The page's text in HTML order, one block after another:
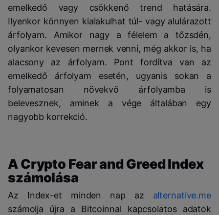
emelkedő vagy csökkenő trend hatására.
Ilyenkor könnyen kialakulhat túl- vagy alulárazott
árfolyam. Amikor nagy a félelem a tőzsdén,
olyankor kevesen mernek venni, még akkor is, ha
alacsony az árfolyam. Pont fordítva van az
emelkedő árfolyam esetén, ugyanis sokan a
folyamatosan növekvő árfolyamba is
belevesznek, aminek a vége általában egy
nagyobb korrekció.
A Crypto Fear and Greed Index
számolása
Az Index-et minden nap az alternative.me
számolja újra a Bitcoinnal kapcsolatos adatok